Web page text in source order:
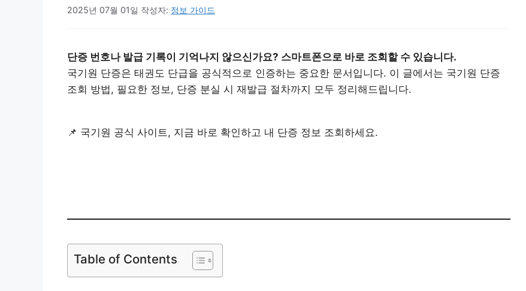
2025년 07월 01일 작성자: 정보 가이드
단증 번호나 발급 기록이 기억나지 않으신가요? 스마트폰으로 바로 조회할 수 있습니다.
국기원 단증은 태권도 단급을 공식적으로 인증하는 중요한 문서입니다. 이 글에서는 국기원 단증
조회 방법, 필요한 정보, 단증 분실 시 재발급 절차까지 모두 정리해드립니다.
📌 국기원 공식 사이트, 지금 바로 확인하고 내 단증 정보 조회하세요.
Table of Contents